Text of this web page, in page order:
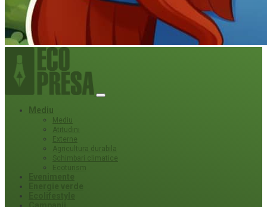
Mediu
Mediu
Atitudini
Externe
Agricultura durabila
Schimbari climatice
Ecoturism